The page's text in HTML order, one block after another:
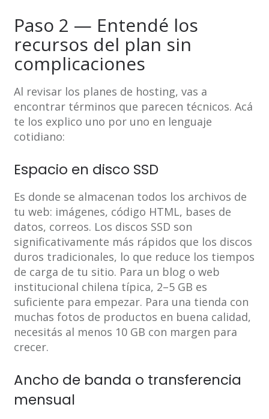
Paso 2 — Entendé los
recursos del plan sin
complicaciones
Al revisar los planes de hosting, vas a
encontrar términos que parecen técnicos. Acá
te los explico uno por uno en lenguaje
cotidiano:
Espacio en disco SSD
Es donde se almacenan todos los archivos de
tu web: imágenes, código HTML, bases de
datos, correos. Los discos SSD son
significativamente más rápidos que los discos
duros tradicionales, lo que reduce los tiempos
de carga de tu sitio. Para un blog o web
institucional chilena típica, 2–5 GB es
suficiente para empezar. Para una tienda con
muchas fotos de productos en buena calidad,
necesitás al menos 10 GB con margen para
crecer.
Ancho de banda o transferencia
mensual